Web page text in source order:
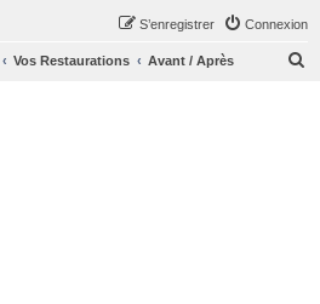
Connexion
S’enregistrer
Vos Restaurations Avant / Après